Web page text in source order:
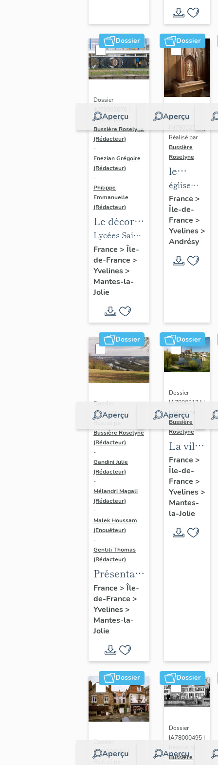
Dossier
Aperçu
Dossier
IM78002670 |
Réalisé par
Bussière Roselyne
(Rédacteur)
-
Enezian Grégoire
(Rédacteur)
-
Philippe
Emmanuelle
(Rédacteur)
Le décor
des lycées
de Mantes
Lycées Saint-
Exupéry et
Jean Rostand
France > Île-
de-France >
Yvelines>
Mantes-la-
Jolie
Dossier
Aperçu
Dossier
Réalisé par
Bussière
Roselyne
le
mobilier
de
l'église
Saint-
Germain-
de-
Paris
église
paroissiale
Saint-
Germain
France >
Île-de-
France >
Yvelines>
Andrésy
Dossier
Aperçu
Dossier
IA78002272 |
Bussière Roselyne
(Rédacteur)
-
Gandini Julie
(Rédacteur)
-
Mélandri Magali
(Rédacteur)
-
Malek Houssam
(Enquêteur)
-
Gentili Thomas
(Rédacteur)
Présentation
de l'étude
France > Île-
de-France >
Yvelines>
Mantes-la-
Jolie
Dossier
Aperçu
Dossier
IA78002174 |
Réalisé par
Bussière
Roselyne
La ville
de
Mantes-
la-Jolie
France >
Île-de-
France >
Yvelines>
Mantes-
la-Jolie
Dossier
Aperçu
Dossier
IA78000985 |
Dossier
Aperçu
Dossier
IA78000495 |
Bussière